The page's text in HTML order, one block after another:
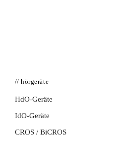
// hörgeräte
HdO-Geräte
IdO-Geräte
CROS / BiCROS